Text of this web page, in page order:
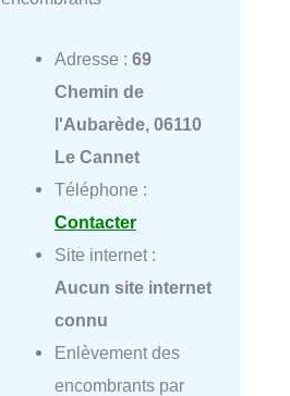
Adresse : 69
Chemin de
l'Aubarède, 06110
Le Cannet
Téléphone :
Contacter
Site internet :
Aucun site internet
connu
Enlèvement des
encombrants par